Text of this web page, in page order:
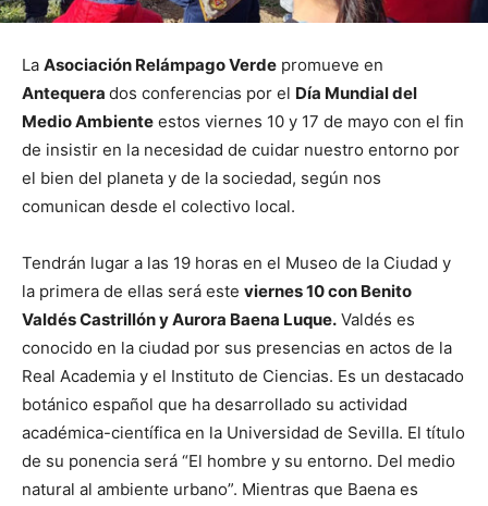
La Asociación Relámpago Verde promueve en
Antequera dos conferencias por el Día Mundial del
Medio Ambiente estos viernes 10 y 17 de mayo con el fin
de insistir en la necesidad de cuidar nuestro entorno por
el bien del planeta y de la sociedad, según nos
comunican desde el colectivo local.
Tendrán lugar a las 19 horas en el Museo de la Ciudad y
la primera de ellas será este viernes 10 con Benito
Valdés Castrillón y Aurora Baena Luque. Valdés es
conocido en la ciudad por sus presencias en actos de la
Real Academia y el Instituto de Ciencias. Es un destacado
botánico español que ha desarrollado su actividad
académica-científica en la Universidad de Sevilla. El título
de su ponencia será “El hombre y su entorno. Del medio
natural al ambiente urbano”. Mientras que Baena es